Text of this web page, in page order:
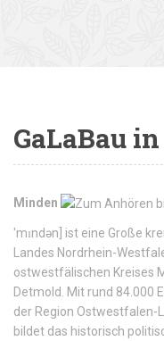
GaLaBau
Minden
'mɪndən ist eine Große
Landes Nordrhein-
ostwestfälischen Kreises
Detmold. Mit rund 84.000
der Region Ostwestfalen-
bildet das historisch